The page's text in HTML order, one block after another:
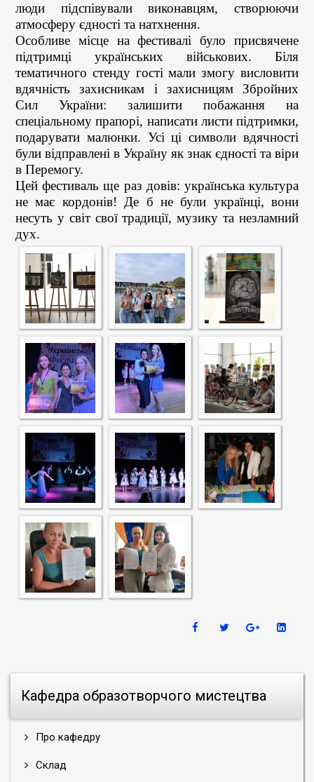
Кафедра образотворчого мистецтва
Про кафедру
Склад
люди підспівували виконавцям, створюючи
атмосферу єдності та натхнення.
Особливе місце на фестивалі було присвячене
підтримці українських військових. Біля
тематичного стенду гості мали змогу висловити
вдячність захисникам і захисницям Збройних
Сил України: залишити побажання на
спеціальному прапорі, написати листи підтримки,
подарувати малюнки. Усі ці символи вдячності
були відправлені в Україну як знак єдності та віри
в Перемогу.
Цей фестиваль ще раз довів: українська культура
не має кордонів! Де б не були українці, вони
несуть у світ свої традиції, музику та незламний
дух.